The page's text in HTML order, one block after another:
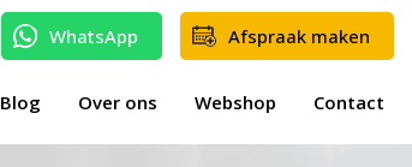
WhatsApp Afspraak maken
Blog Over ons Webshop Contact